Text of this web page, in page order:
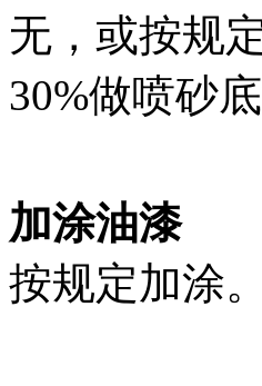
无，或按规
30%做喷砂
加涂油漆
按规定加涂。